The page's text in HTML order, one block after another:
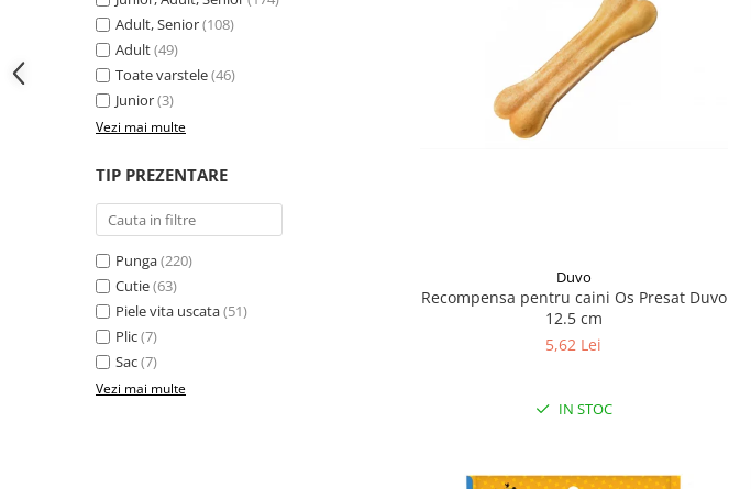
Adult, Senior(108)
Adult(49)
Toate varstele(46)
Junior(3)
Vezi mai multe
TIP PREZENTARE
Punga(220)
Cutie(63)
Piele vita uscata(51)
Plic(7)
Sac(7)
Vezi mai multe
Duvo
Recompensa pentru caini Os Presat Duvo
12.5 cm
5,62 Lei
IN STOC